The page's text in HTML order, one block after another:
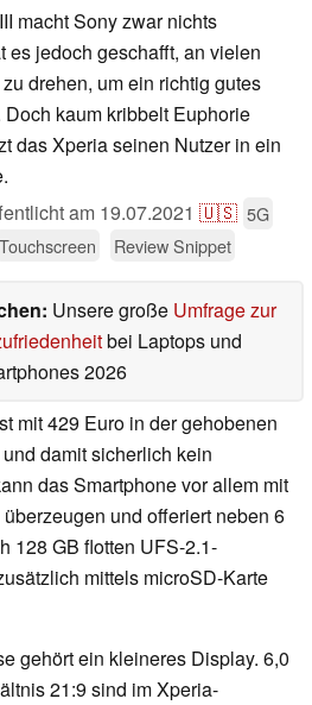
macht Sony zwar nichts
es jedoch geschafft, an vielen
drehen, um ein richtig gutes
kaum kribbelt Euphorie
das Xperia seinen Nutzer in ein
am 19.07.2021 🇺🇸 5G
Touchscreen Review Snippet
Unsere große Umfrage zur
bei Laptops und
2026
mit 429 Euro in der gehobenen
damit sicherlich kein
das Smartphone vor allem mit
und offeriert neben 6
128 GB flotten UFS-2.1-
mittels microSD-Karte
gehört ein kleineres Display. 6,0
21:9 sind im Xperia-